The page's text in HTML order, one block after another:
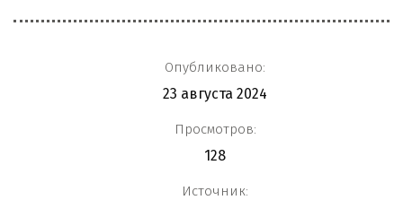
Опубликовано:
23 августа 2024
Просмотров:
128
Источник: